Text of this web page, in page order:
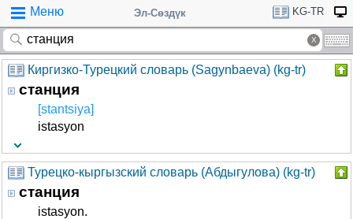
Меню Эл-Сөздүк KG-TR
Киргизко-Турецкий словарь (Sagynbaeva) (kg-tr)
станция
[stantsiya]
istasyon
Турецко-кыргызский словарь (Абдыгулова) (kg-tr)
станция
istasyon.